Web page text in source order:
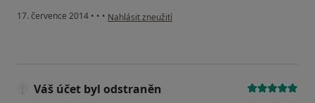
17. července 2014 • • • podle názoru uživatele Váš účet byl odstraněn
Nahlásit zneužití
Váš účet byl odstraněn